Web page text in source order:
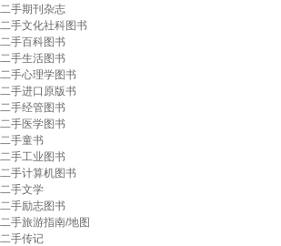
二手期刊杂志
二手文化社科图书
二手百科图书
二手生活图书
二手心理学图书
二手进口原版书
二手经管图书
二手医学图书
二手童书
二手工业图书
二手计算机图书
二手文学
二手励志图书
二手旅游指南/地图
二手传记